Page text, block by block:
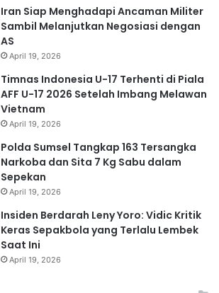
Iran Siap Menghadapi Ancaman Militer
Sambil Melanjutkan Negosiasi dengan
AS
April 19, 2026
Timnas Indonesia U-17 Terhenti di Piala
AFF U-17 2026 Setelah Imbang Melawan
Vietnam
April 19, 2026
Polda Sumsel Tangkap 163 Tersangka
Narkoba dan Sita 7 Kg Sabu dalam
Sepekan
April 19, 2026
Insiden Berdarah Leny Yoro: Vidic Kritik
Keras Sepakbola yang Terlalu Lembek
Saat Ini
April 19, 2026